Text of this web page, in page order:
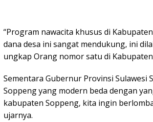
“Program nawacita khusus di
dana desa ini sangat mendukung, ini
ungkap Orang nomor satu di
Sementara Gubernur Provinsi
Soppeng yang modern beda dengan
kabupaten Soppeng, kita ingin
ujarnya.